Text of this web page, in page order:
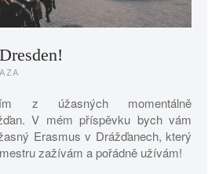
z úžasných momentálně
V mém příspěvku bych vám
Erasmus v Drážďanech, který
zažívám a pořádně užívám!